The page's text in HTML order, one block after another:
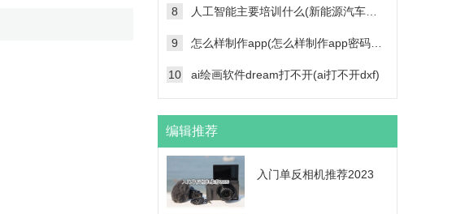
8
9
10 ai绘画软件dream打不开(ai打不开dxf)
编辑推荐
入门单反相机推荐2023